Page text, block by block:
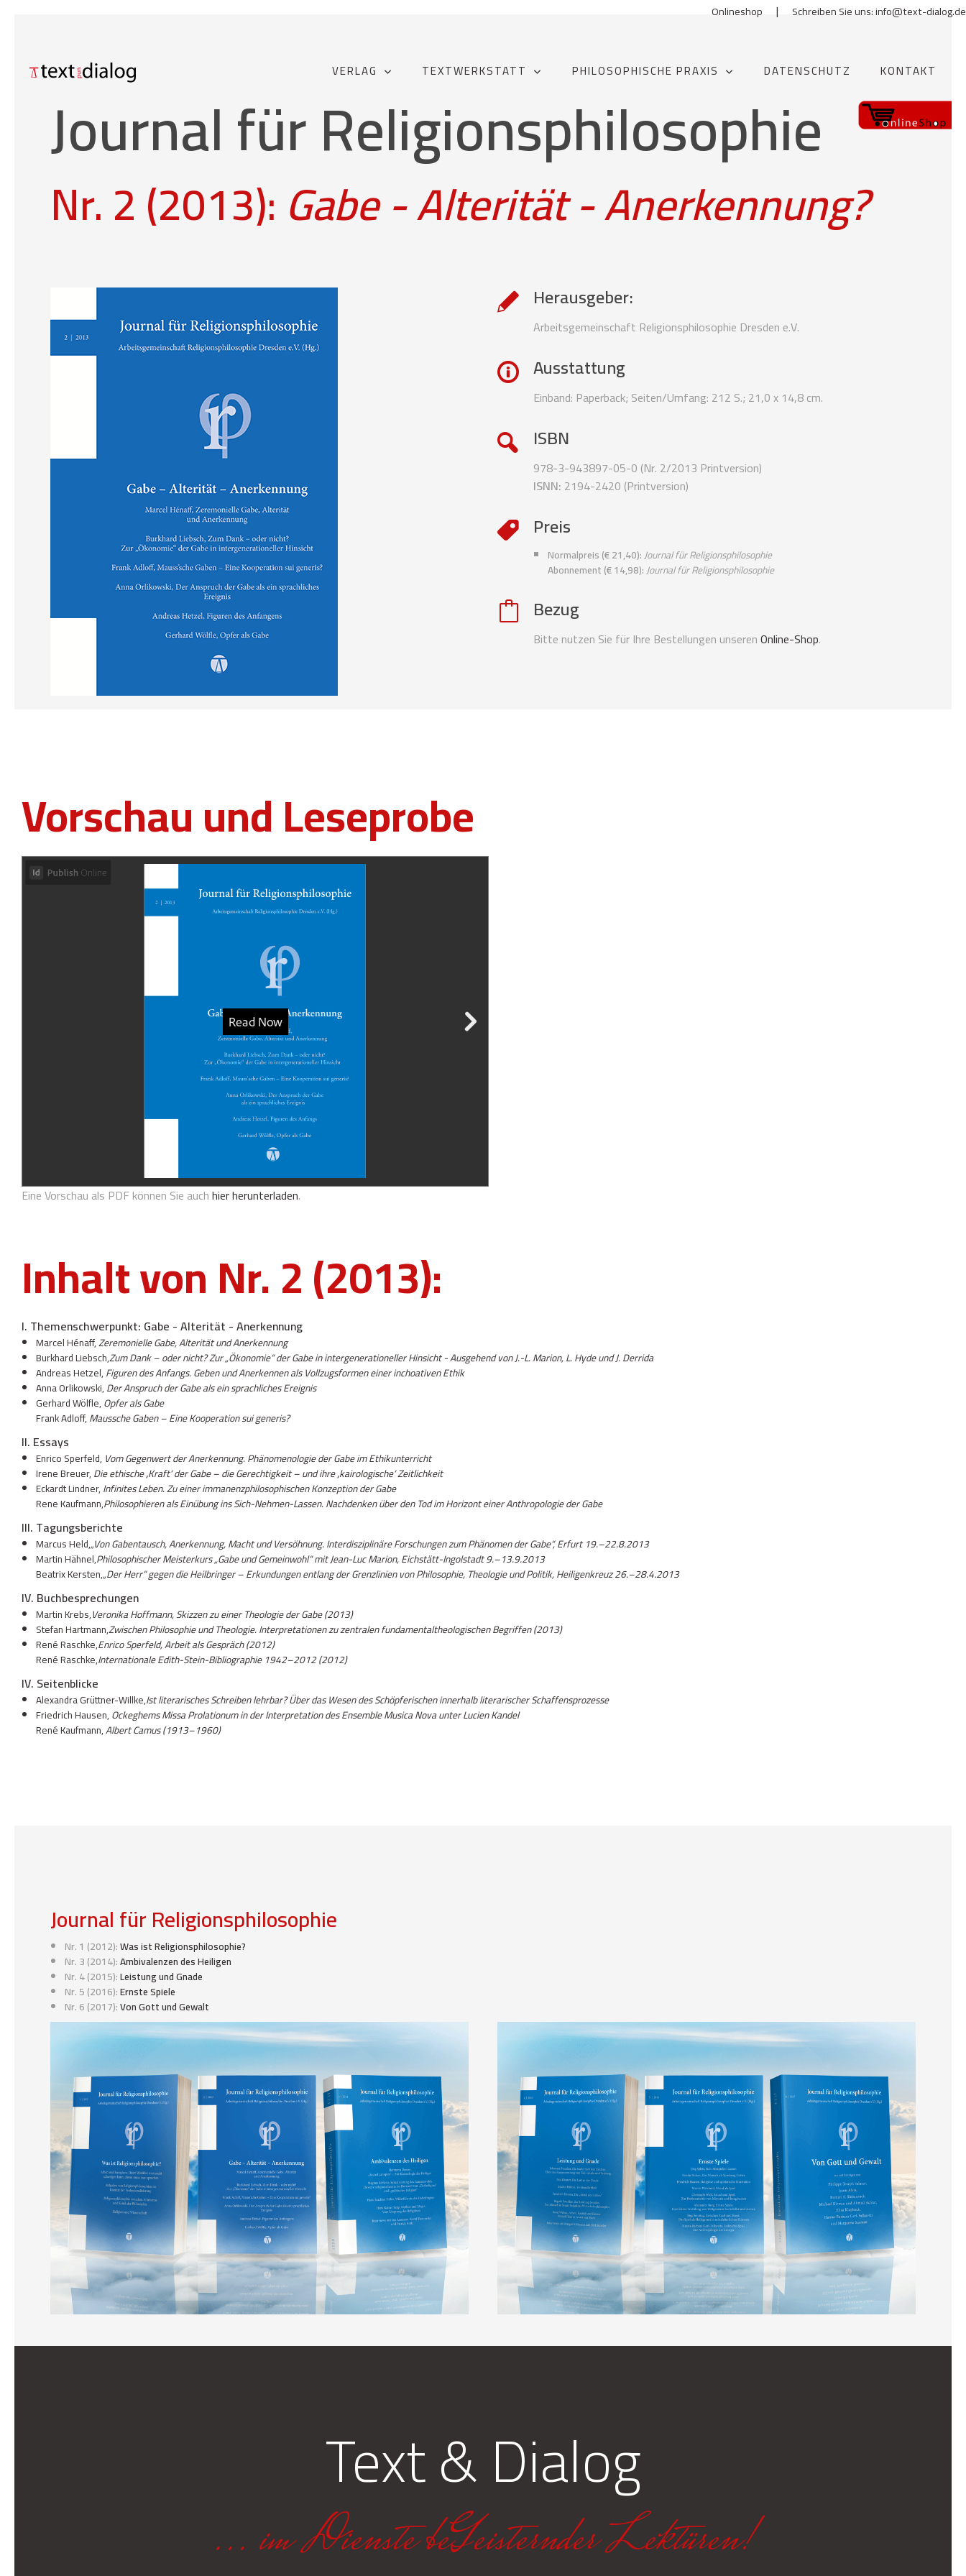
Onlineshop | Schreiben Sie uns: info@text-dialog.de
VERLAG TEXTWERKSTATT PHILOSOPHISCHE PRAXIS DATENSCHUTZ KONTAKT
Journal für Religionsphilosophie
Nr. 2 (2013):Gabe - Alterität - Anerkennung?
Herausgeber:
Arbeitsgemeinschaft Religionsphilosophie Dresden e.V.
Ausstattung
Einband: Paperback; Seiten/Umfang: 212 S.; 21,0 x 14,8 cm.
ISBN
978-3-943897-05-0 (Nr. 2/2013 Printversion)
ISNN: 2194-2420 (Printversion)
Preis
Normalpreis (€ 21,40):Journal für Religionsphilosophie
Abonnement (€ 14,98):Journal für Religionsphilosophie
Bezug
Bitte nutzen Sie für Ihre Bestellungen unserenOnline-Shop.
Vorschau und Leseprobe
Eine Vorschau als PDF können Sie auchhier herunterladen.
Inhalt von Nr. 2 (2013):
I. Themenschwerpunkt: Gabe - Alterität - Anerkennung
Marcel Hénaff,Zeremonielle Gabe, Alterität und Anerkennung
Burkhard Liebsch,Zum Dank – oder nicht? Zur „Ökonomie“ der Gabe in intergenerationeller Hinsicht - Ausgehend von J.-L. Marion, L. Hyde und J. Derrida
Andreas Hetzel,Figuren des Anfangs. Geben und Anerkennen als Vollzugsformen einer inchoativen Ethik
Anna Orlikowski,Der Anspruch der Gabe als ein sprachliches Ereignis
Gerhard Wölfle,Opfer als Gabe
Frank Adloff,Maussche Gaben – Eine Kooperation sui generis?
II. Essays
Enrico Sperfeld, Vom Gegenwert der Anerkennung. Phänomenologie der Gabe im Ethikunterricht
Irene Breuer,Die ethische ‚Kraft‘ der Gabe – die Gerechtigkeit – und ihre ‚kairologische‘ Zeitlichkeit
Eckardt Lindner,Infinites Leben. Zu einer immanenzphilosophischen Konzeption der Gabe
Rene Kaufmann,Philosophieren als Einübung ins Sich-Nehmen-Lassen. Nachdenken über den Tod im Horizont einer Anthropologie der Gabe
III. Tagungsberichte
Marcus Held,„Von Gabentausch, Anerkennung, Macht und Versöhnung. Interdisziplinäre Forschungen zum Phänomen der Gabe“, Erfurt 19.–22.8.2013
Martin Hähnel,Philosophischer Meisterkurs „Gabe und Gemeinwohl“ mit Jean-Luc Marion, Eichstätt-Ingolstadt 9.–13.9.2013
Beatrix Kersten,„Der Herr“ gegen die Heilbringer – Erkundungen entlang der Grenzlinien von Philosophie, Theologie und Politik, Heiligenkreuz 26.–28.4.2013
IV. Buchbesprechungen
Martin Krebs,Veronika Hoffmann, Skizzen zu einer Theologie der Gabe (2013)
Stefan Hartmann,Zwischen Philosophie und Theologie. Interpretationen zu zentralen fundamentaltheologischen Begriffen (2013)
René Raschke,Enrico Sperfeld, Arbeit als Gespräch (2012)
René Raschke,Internationale Edith-Stein-Bibliographie 1942–2012 (2012)
IV. Seitenblicke
Alexandra Grüttner-Willke,Ist literarisches Schreiben lehrbar? Über das Wesen des Schöpferischen innerhalb literarischer Schaffensprozesse
Friedrich Hausen,Ockeghems Missa Prolationum in der Interpretation des Ensemble Musica Nova unter Lucien Kandel
René Kaufmann,Albert Camus (1913–1960)
Journal für Religionsphilosophie
Nr. 1 (2012):Was ist Religionsphilosophie?
Nr. 3 (2014):Ambivalenzen des Heiligen
Nr. 4 (2015):Leistung und Gnade
Nr. 5 (2016):Ernste Spiele
Nr. 6 (2017):Von Gott und Gewalt
Text & Dialog
... im Dienste beGeisternder Lektüren!